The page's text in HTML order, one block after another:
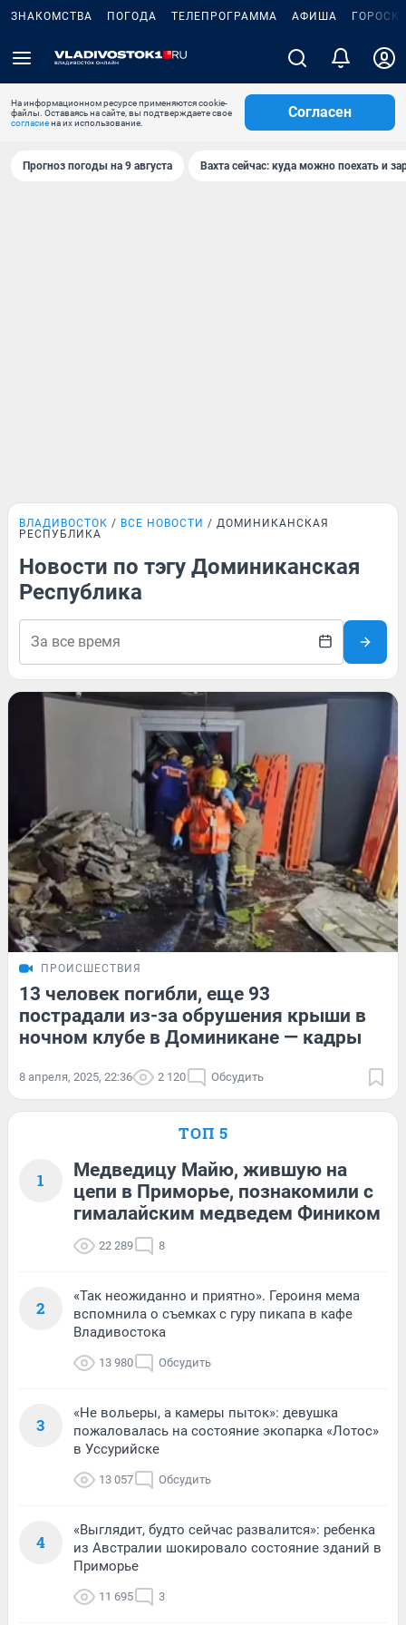
ЗНАКОМСТВА ПОГОДА ТЕЛЕПРОГРАММА АФИША
На информационном ресурсе применяются cookie-
файлы. Оставаясь на сайте, вы подтверждаете свое
согласиена их использование.
Согласен
Прогноз погоды на 9 августа Вахта сейчас: куда можно поехать и
ВЛАДИВОСТОК ВСЕ НОВОСТИ
ДОМИНИКАНСКАЯ
РЕСПУБЛИКА
Новости по тэгу Доминиканская
Республика
ПРОИСШЕСТВИЯ
13 человек погибли, еще 93
пострадали из-за обрушения крыши в
ночном клубе в Доминикане — кадры
8 апреля, 2025, 22:36 2 120 Обсудить
ТОП 5
1
Медведицу Майю, жившую на
цепи в Приморье, познакомили с
гималайским медведем Фиником
22 289 8
2
«Так неожиданно и приятно». Героиня мема
вспомнила о съемках с гуру пикапа в кафе
Владивостока
13 980 Обсудить
3
«Не вольеры, а камеры пыток»: девушка
пожаловалась на состояние экопарка «Лотос»
в Уссурийске
13 057 Обсудить
4
«Выглядит, будто сейчас развалится»: ребенка
из Австралии шокировало состояние зданий в
Приморье
11 695 3